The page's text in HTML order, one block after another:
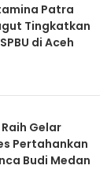
Patra
Tingkatkan
di Aceh
Gelar
Pertahankan
Budi Medan